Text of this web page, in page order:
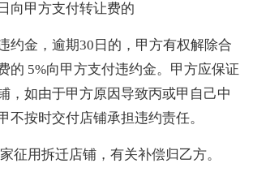
向甲方支付转让费的
金，逾期30日的，甲方有权解除合
的 5%向甲方支付违约金。甲方应保证
，如由于甲方原因导致丙或甲自己中
不按时交付店铺承担违约责任。
用拆迁店铺，有关补偿归乙方。